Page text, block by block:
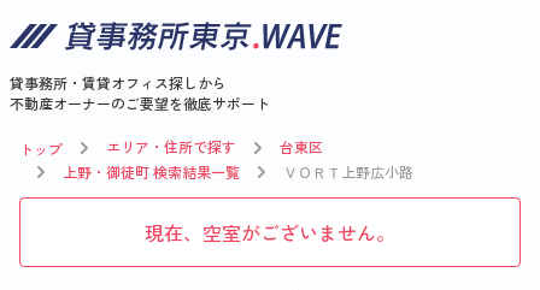
貸事務所・賃貸オフィス探しから
不動産オーナーのご要望を徹底サポート
トップ エリア・住所で探す
台東区
上野・御徒町 検索結果一覧
ＶＯＲＴ上野広小路
現在、空室がございません。